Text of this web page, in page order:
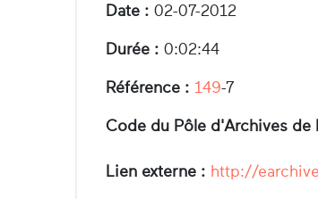
Date : 02-07-2012
Durée : 0:02:44
Référence : 149-7
Code du Pôle d'Archives de
Lien externe : http://